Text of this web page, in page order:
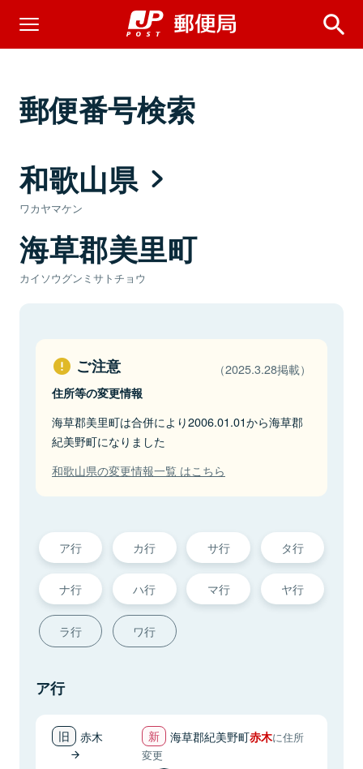
郵便番号検索
和歌山県
ワカヤマケン
海草郡美里町
カイソウグンミサトチョウ
ご注意 （2025.3.28掲載）
住所等の変更情報
海草郡美里町は合併により2006.01.01から海草郡
紀美野町になりました
和歌山県の変更情報一覧 はこちら
ア行 カ行 サ行 タ行
ナ行 ハ行 マ行 ヤ行
ラ行 ワ行
ア行
赤木 海草郡紀美野町赤木に住所
変更